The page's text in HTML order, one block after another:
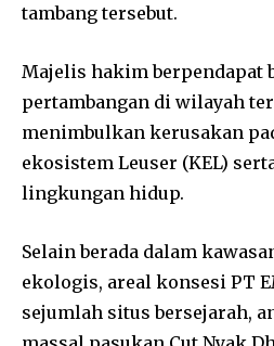
tambang tersebut.
Majelis hakim berpendapat
pertambangan di wilayah
menimbulkan kerusakan
ekosistem Leuser (KEL)
lingkungan hidup.
Selain berada dalam
ekologis, areal konsesi PT
sejumlah situs bersejarah,